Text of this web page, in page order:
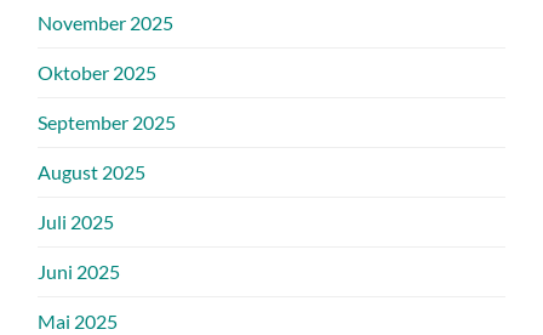
November 2025
Oktober 2025
September 2025
August 2025
Juli 2025
Juni 2025
Mai 2025